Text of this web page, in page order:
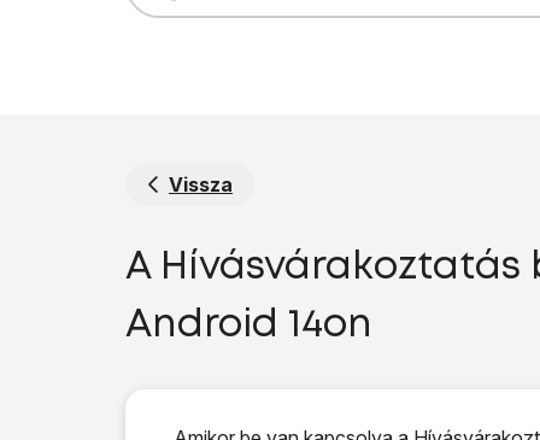
Vissza
A Hívásvárakoztatás
Android 14on